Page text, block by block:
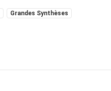
Grandes Synthèses